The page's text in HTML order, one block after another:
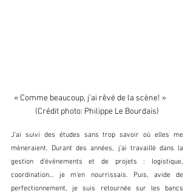
« Comme beaucoup, j’ai rêvé de la scène! »
(Crédit photo: Philippe Le Bourdais)
J’ai suivi des études sans trop savoir où elles me
mèneraient. Durant des années, j’ai travaillé dans la
gestion d’événements et de projets : logistique,
coordination… je m’en nourrissais. Puis, avide de
perfectionnement, je suis retournée sur les bancs